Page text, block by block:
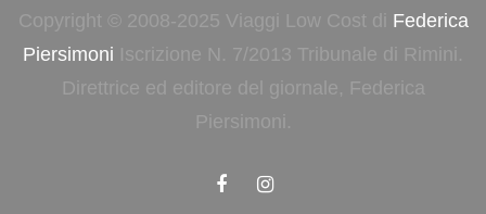
Copyright © 2008-2025 Viaggi Low Cost di Federica
Piersimoni Iscrizione N. 7/2013 Tribunale di Rimini.
Direttrice ed editore del giornale, Federica
Piersimoni.